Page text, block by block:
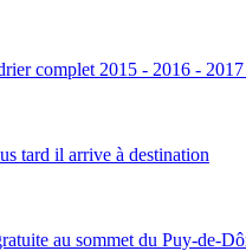
complet 2015 - 2016 -
tard il arrive à destination
au sommet du Puy-de-